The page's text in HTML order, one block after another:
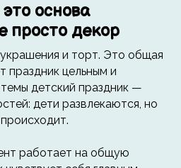
основа
просто декор
и торт. Это общая
праздник цельным и
детский праздник —
дети развлекаются, но
работает на общую